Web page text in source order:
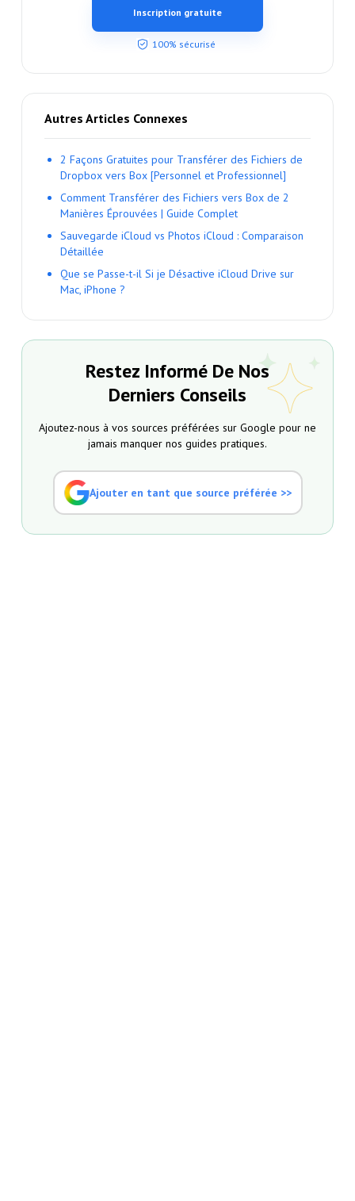
Inscription gratuite
100% sécurisé
Autres Articles Connexes
2 Façons Gratuites pour Transférer des Fichiers de
Dropbox vers Box [Personnel et Professionnel]
Comment Transférer des Fichiers vers Box de 2
Manières Éprouvées | Guide Complet
Sauvegarde iCloud vs Photos iCloud : Comparaison
Détaillée
Que se Passe-t-il Si je Désactive iCloud Drive sur
Mac, iPhone ?
Restez Informé De Nos
Derniers Conseils
Ajoutez-nous à vos sources préférées sur Google pour ne
jamais manquer nos guides pratiques.
Ajouter en tant que source préférée >>